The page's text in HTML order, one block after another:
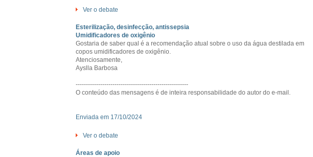
Ver o debate
Esterilização, desinfecção, antissepsia
Umidificadores de oxigênio
Gostaria de saber qual é a recomendação atual sobre o uso da água destilada em
copos umidificadores de oxigênio.
Atenciosamente,
Ayslla Barbosa
-------------------------------------------------------
O conteúdo das mensagens é de inteira responsabilidade do autor do e-mail.
Enviada em 17/10/2024
Ver o debate
Áreas de apoio